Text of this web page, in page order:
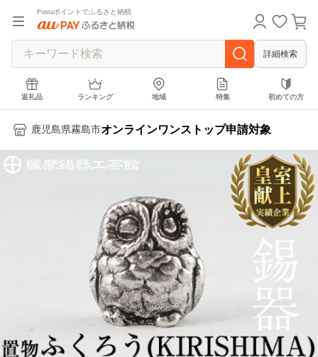
Pontaポイントでふるさと納税
詳細検索
返礼品 ランキング 地域 特集 初めての方
鹿児島県霧島市オンラインワンストップ申請対象